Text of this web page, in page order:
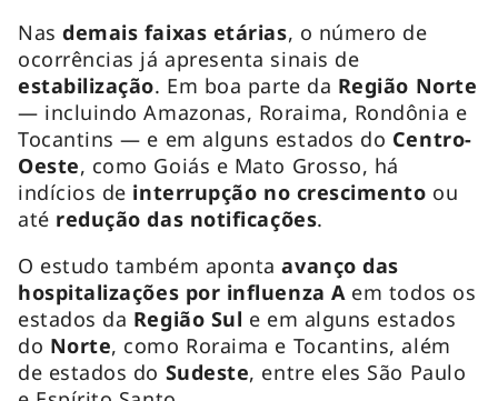
Nasdemais faixas etárias, o número de
ocorrências já apresenta sinais de
estabilização. Em boa parte da Região Norte
— incluindo Amazonas, Roraima, Rondônia e
Tocantins — e em alguns estados do Centro-
Oeste, como Goiás e Mato Grosso, há
indícios de interrupção no crescimento ou
até redução das notificações.
O estudo também apontaavanço das
hospitalizações por influenza A em todos os
estados da Região Sul e em alguns estados
do Norte, como Roraima e Tocantins, além
de estados do Sudeste, entre eles São Paulo